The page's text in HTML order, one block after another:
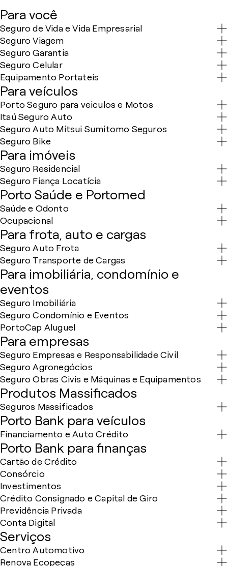
Para você
Seguro de Vida e Vida Empresarial
Seguro Viagem
Seguro Garantia
Seguro Celular
Equipamento Portateis
Para veículos
Porto Seguro para veiculos e Motos
Itaú Seguro Auto
Seguro Auto Mitsui Sumitomo Seguros
Seguro Bike
Para imóveis
Seguro Residencial
Seguro Fiança Locatícia
Porto Saúde e Portomed
Saúde e Odonto
Ocupacional
Para frota, auto e cargas
Seguro Auto Frota
Seguro Transporte de Cargas
Para imobiliária, condomínio e
eventos
Seguro Imobiliária
Seguro Condomínio e Eventos
PortoCap Aluguel
Para empresas
Seguro Empresas e Responsabilidade Civil
Seguro Agronegócios
Seguro Obras Civis e Máquinas e Equipamentos
Produtos Massificados
Seguros Massificados
Porto Bank para veículos
Financiamento e Auto Crédito
Porto Bank para finanças
Cartão de Crédito
Consórcio
Investimentos
Crédito Consignado e Capital de Giro
Previdência Privada
Conta Digital
Serviços
Centro Automotivo
Renova Ecopeças